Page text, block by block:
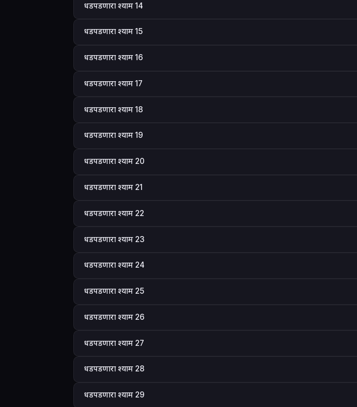
धडपडणारा श्याम 14
धडपडणारा श्याम 15
धडपडणारा श्याम 16
धडपडणारा श्याम 17
धडपडणारा श्याम 18
धडपडणारा श्याम 19
धडपडणारा श्याम 20
धडपडणारा श्याम 21
धडपडणारा श्याम 22
धडपडणारा श्याम 23
धडपडणारा श्याम 24
धडपडणारा श्याम 25
धडपडणारा श्याम 26
धडपडणारा श्याम 27
धडपडणारा श्याम 28
धडपडणारा श्याम 29